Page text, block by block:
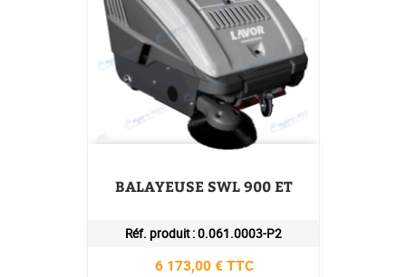
BALAYEUSE SWL 900 ET
Réf. produit :0.061.0003-P2
Prix
6 173,00 € TTC